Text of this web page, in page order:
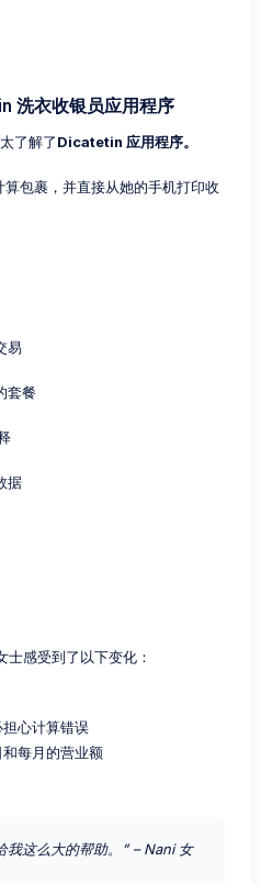
洗衣收银员应用程序
了解了 Dicatetin 应用程序。
包裹，并直接从她的手机打印收
易
套餐
据
感受到了以下变化：
心计算错误
每月的营业额
我这么大的帮助。” – Nani 女